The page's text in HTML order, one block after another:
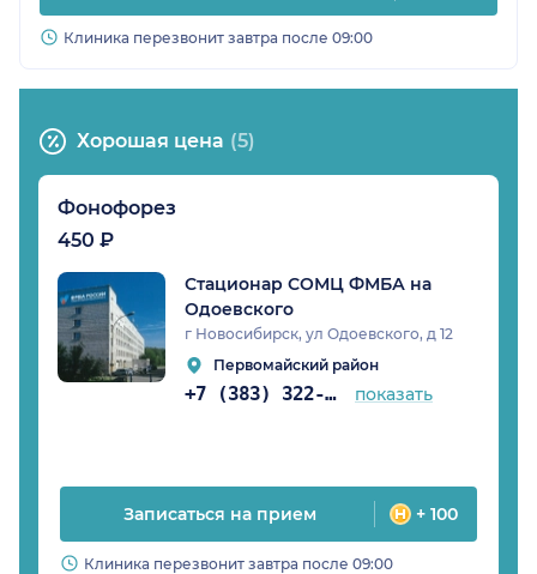
Клиника перезвонит завтра после 09:00
Хорошая цена (5)
Фонофорез
450 ₽
Стационар СОМЦ ФМБА на
Одоевского
г Новосибирск, ул Одоевского, д 12
Первомайский район
+7 (383) 322-51-13 показать
Записаться на прием + 100
Клиника перезвонит завтра после 09:00